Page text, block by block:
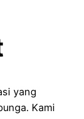
yang
Kami